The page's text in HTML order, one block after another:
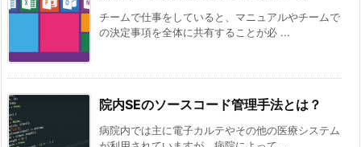
チームで仕事をしていると、マニュアルやチームで
の決定事項を全体に共有することが必 ...
院内SEのソースコード管理手法とは？
病院内では主に電子カルテやその他の医療システム